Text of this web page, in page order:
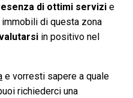
di ottimi servizi e
di questa zona
in positivo nel
e vorresti sapere a quale
richiederci una